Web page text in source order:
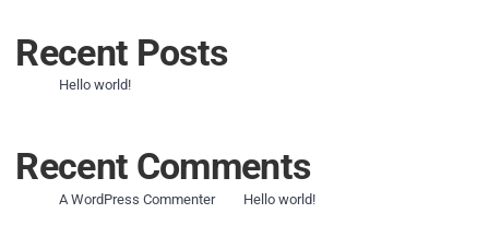
Recent Posts
Hello world!
Recent Comments
A WordPress Commenteron Hello world!